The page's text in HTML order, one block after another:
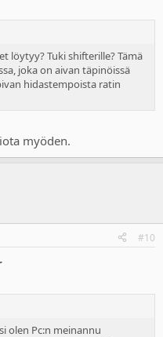
löytyy? Tuki shifterille? Tämä
joka on aivan täpinöissä
hidastempoista ratin
myöden.
#10
olen Pc:n meinannu